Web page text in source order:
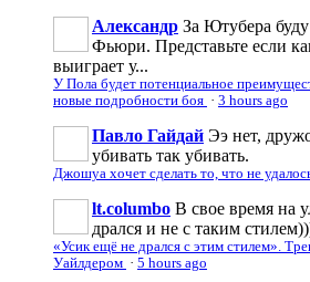
Александр За Ютубера
Фьюри. Представьте если
выиграет у...
У Пола будет потенциальное
новые подробности боя · 3 hours ago
Павло Гайдай Ээ нет,
убивать так убивать.
Джошуа хочет сделать то, что не
lt.columbo В свое время на
дрался и не с таким
«Усик ещё не дрался с этим стилем».
Уайлдером · 5 hours ago